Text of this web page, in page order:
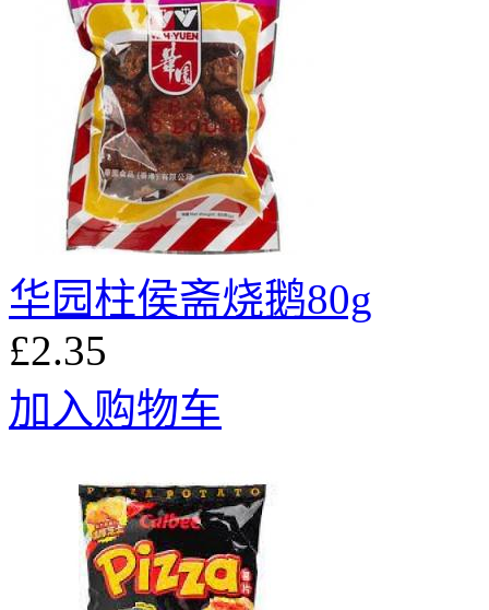
华园柱侯斋烧鹅80g
£2.35
加入购物车